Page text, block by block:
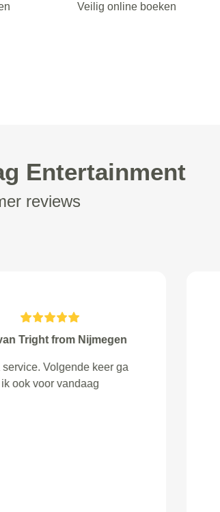
Veilig online boeken
Entertainment
reviews
from
G.W van Wely
Goede service,
Naar volle